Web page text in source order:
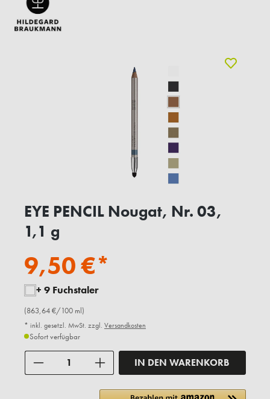
EYE PENCIL Nougat, Nr. 03,
1,1 g
9,50 €*
+ 9 Fuchstaler
(863,64 €/100 ml)
* inkl. gesetzl. MwSt. zzgl. Versandkosten
Sofort verfügbar
IN DEN WARENKORB